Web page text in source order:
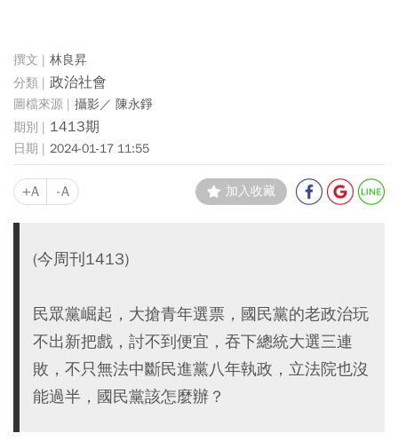
林良昇
政治社會
攝影／ 陳永錚
1413期
2024-01-17 11:55
+A -A 加入收藏
(今周刊1413)
民眾黨崛起，大搶青年選票，國民黨的老政治玩
不出新把戲，討不到便宜，吞下總統大選三連
敗，不只無法中斷民進黨八年執政，立法院也沒
能過半，國民黨該怎麼辦？